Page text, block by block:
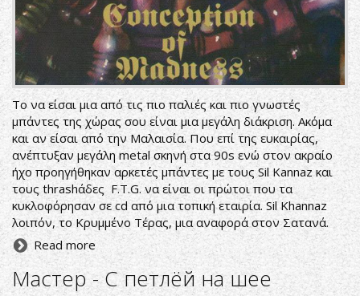
Το να είσαι μια από τις πιο παλιές και πιο γνωστές
μπάντες της χώρας σου είναι μια μεγάλη διάκριση. Ακόμα
και αν είσαι από την Μαλαισία. Που επί της ευκαιρίας,
ανέπτυξαν μεγάλη metal σκηνή στα 90s ενώ στον ακραίο
ήχο προηγήθηκαν αρκετές μπάντες με τους Sil Kannaz και
τους thrashάδες F.T.G. να είναι οι πρώτοι που τα
κυκλοφόρησαν σε cd από μια τοπική εταιρία. Sil Khannaz
λοιπόν, το Κρυμμένο Τέρας, μια αναφορά στον Σατανά.
Read more
Мастер - С петлёй на шее